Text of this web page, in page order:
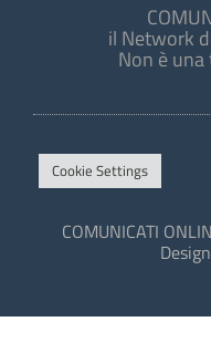
il Network
Non è
Cookie Settings
COMUNICATI